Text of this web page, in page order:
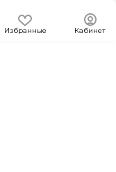
Избранные Кабинет